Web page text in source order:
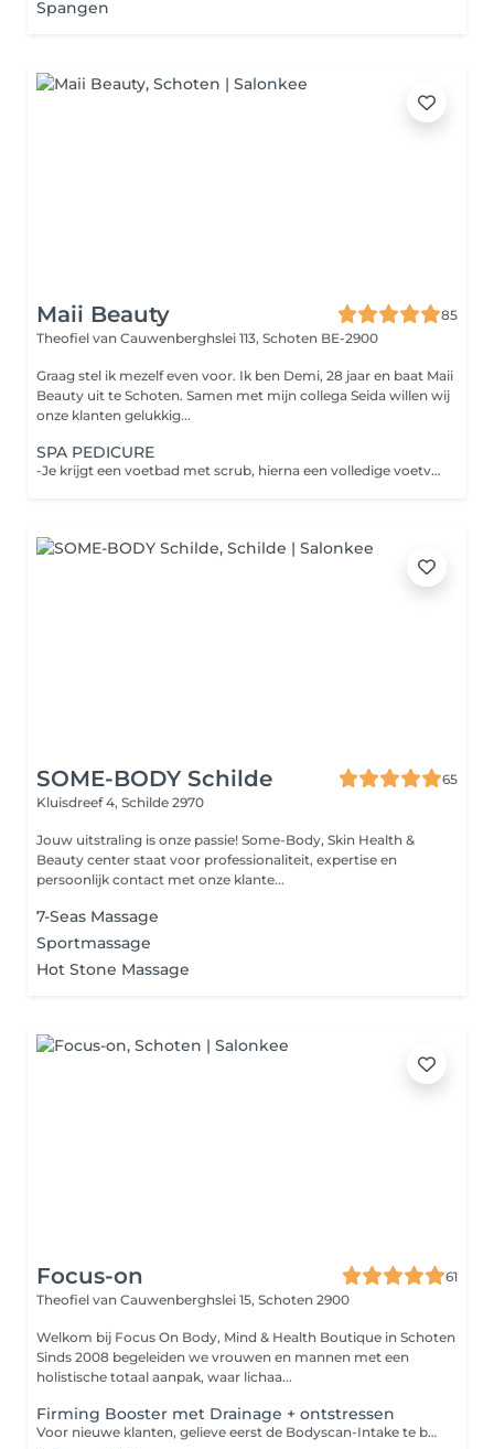
Spangen
Maii Beauty
85
Theofiel van Cauwenberghslei 113, Schoten BE-2900
Graag stel ik mezelf even voor. Ik ben Demi, 28 jaar en baat Maii
Beauty uit te Schoten. Samen met mijn collega Seida willen wij
onze klanten gelukkig...
SPA PEDICURE
-Je krijgt een voetbad met scrub, hierna een volledige voetverzorging. -Een masker om jou voeten te hydrateren, ideaal als je kloven of heel droge voeten hebt. -Als laatste een heerlijke voetmassage.
SOME-BODY Schilde
65
Kluisdreef 4, Schilde 2970
Jouw uitstraling is onze passie! Some-Body, Skin Health &
Beauty center staat voor professionaliteit, expertise en
persoonlijk contact met onze klante...
7-Seas Massage
Sportmassage
Hot Stone Massage
Focus-on
61
Theofiel van Cauwenberghslei 15, Schoten 2900
Welkom bij Focus On Body, Mind & Health Boutique in Schoten
Sinds 2008 begeleiden we vrouwen en mannen met een
holistische totaal aanpak, waar lichaa...
Firming Booster met Drainage + ontstressen
Voor nieuwe klanten, gelieve eerst de Bodyscan-Intake te boeken vooraleer u deze dienst boekt. Bestaande klanten kunnen deze dienst los inboeken of als beurt van hun abonnement. Firming Booster met Drainage combineert twee doelen: *Firming Booster: Verstevigt de huid met actieve ingrediënten zoals cafeïne of collageenstimulatoren. *Drainage: Stimuleert het lymfestelsel om vocht en afvalstoffen af te voeren (bv. via lymfedrainage of wraps). Voordelen: Strakkere huid, minder vochtophoping, verbeterde circulatie en vermindering van cellulitis. Ideaal bij huidverslapping of als detox-kuur.